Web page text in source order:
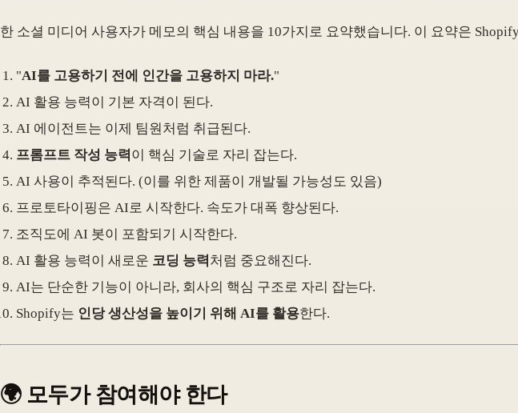
한 소셜 미디어 사용자가 메모의 핵심 내용을 10가지로 요약했습니다. 이 요약은
"AI를 고용하기 전에 인간을 고용하지 마라."
AI 활용 능력이 기본 자격이 된다.
AI 에이전트는 이제 팀원처럼 취급된다.
프롬프트 작성 능력이 핵심 기술로 자리 잡는다.
AI 사용이 추적된다. (이를 위한 제품이 개발될 가능성도 있음)
프로토타이핑은 AI로 시작한다. 속도가 대폭 향상된다.
조직도에 AI 봇이 포함되기 시작한다.
AI 활용 능력이 새로운 코딩 능력처럼 중요해진다.
AI는 단순한 기능이 아니라, 회사의 핵심 구조로 자리 잡는다.
Shopify는 인당 생산성을 높이기 위해 AI를 활용한다.
🌍 모두가 참여해야 한다